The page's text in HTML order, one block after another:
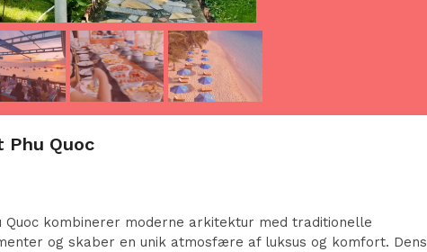
Phu Quoc
Quoc kombinerer moderne arkitektur med traditionelle
og skaber en unik atmosfære af luksus og komfort. Dens